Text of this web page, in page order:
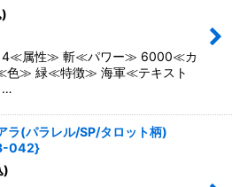
属性≫ 斬≪パワー≫ 6000≪カ
色≫ 緑≪特徴≫ 海軍≪テキスト
…
ラ(パラレル/SP/タロット柄)
042}
)